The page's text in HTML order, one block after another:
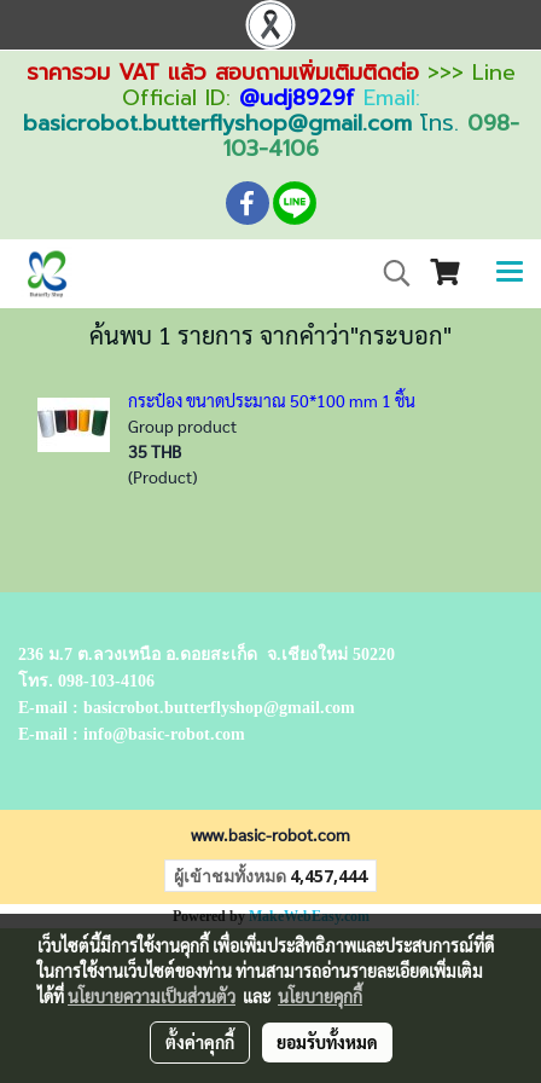
ราคารวม VAT แล้ว สอบถามเพิ่มเติมติดต่อ>>> Line
Official ID: @udj8929f Email:
basicrobot.butterflyshop@gmail.comโทร. 098-
103-4106
ค้นพบ 1 รายการ จากคำว่า"กระบอก"
กระป๋อง ขนาดประมาณ 50*100 mm 1 ชิ้น
Group product
35 THB
(Product)
236 ม.7 ต.ลวงเหนือ อ.ดอยสะเก็ด จ.เชียงใหม่ 50220
โทร. 098-103-4106
E-mail : basicrobot.butterflyshop@gmail.com
E-mail : info@basic-robot.com
www.basic-robot.com
ผู้เข้าชมทั้งหมด 4,457,444
Powered byMakeWebEasy.com
เว็บไซต์นี้มีการใช้งานคุกกี้ เพื่อเพิ่มประสิทธิภาพและประสบการณ์ที่ดี
ในการใช้งานเว็บไซต์ของท่าน ท่านสามารถอ่านรายละเอียดเพิ่มเติม
ได้ที่นโยบายความเป็นส่วนตัว และ นโยบายคุกกี้
ตั้งค่าคุกกี้ ยอมรับทั้งหมด